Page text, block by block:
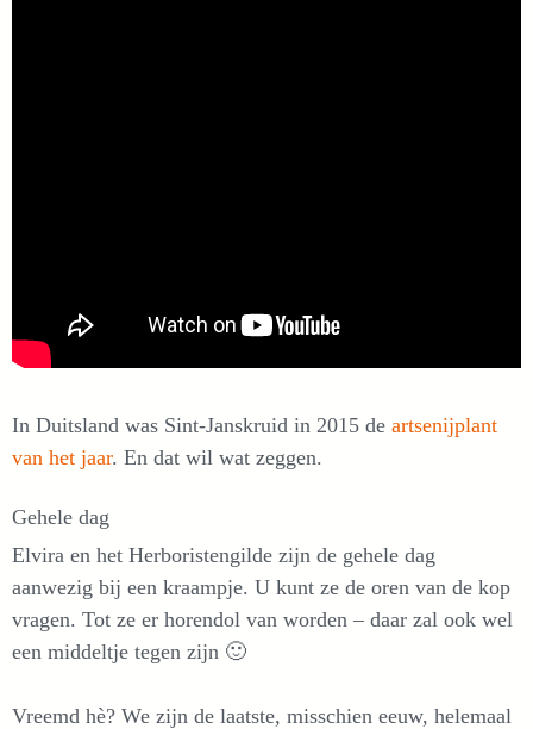
In Duitsland was Sint-Janskruid in 2015 de artsenijplant
van het jaar. En dat wil wat zeggen.
Gehele dag
Elvira en het Herboristengilde zijn de gehele dag
aanwezig bij een kraampje. U kunt ze de oren van de kop
vragen. Tot ze er horendol van worden – daar zal ook wel
een middeltje tegen zijn 🙂
Vreemd hè? We zijn de laatste, misschien eeuw, helemaal